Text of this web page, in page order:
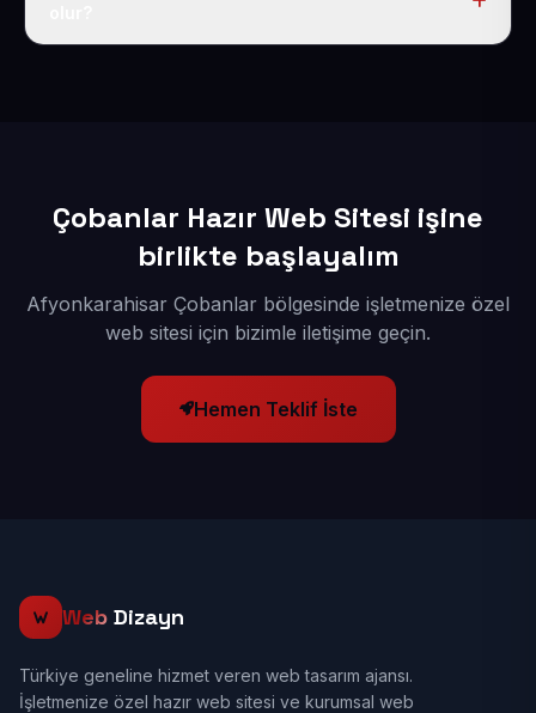
Çobanlar Hazır Web Sitesi işine
birlikte başlayalım
Afyonkarahisar Çobanlar bölgesinde işletmenize özel
web sitesi için bizimle iletişime geçin.
Hemen Teklif İste
Web Dizayn
Türkiye geneline hizmet veren web tasarım ajansı.
İşletmenize özel hazır web sitesi ve kurumsal web